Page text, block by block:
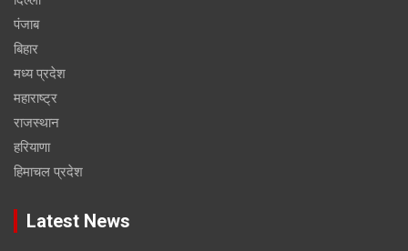
पंजाब
बिहार
मध्य प्रदेश
महाराष्ट्र
राजस्थान
हरियाणा
हिमाचल प्रदेश
Latest News